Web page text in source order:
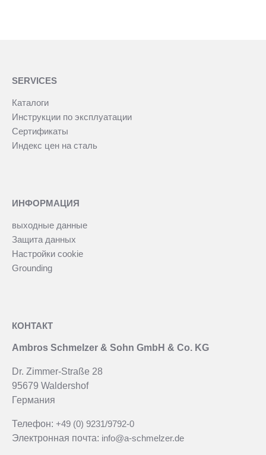
SERVICES
Каталоги
Инструкции по эксплуатации
Сертификаты
Индекс цен на сталь
ИНФОРМАЦИЯ
выходные данные
Защита данных
Настройки coоkie
Grounding
КОНТАКТ
Ambros Schmelzer & Sohn GmbH & Co. KG
Dr. Zimmer-Straße 28
95679 Waldershof
Германия
Телефон: +49 (0) 9231/9792-0
Электронная почта: info@a-schmelzer.de